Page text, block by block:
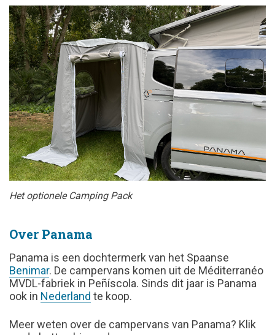
Het optionele Camping Pack
Over Panama
Panama is een dochtermerk van het Spaanse
Benimar. De campervans komen uit de Méditerranéo
MVDL-fabriek in Peñíscola. Sinds dit jaar is Panama
ook in Nederland te koop.
Meer weten over de campervans van Panama? Klik